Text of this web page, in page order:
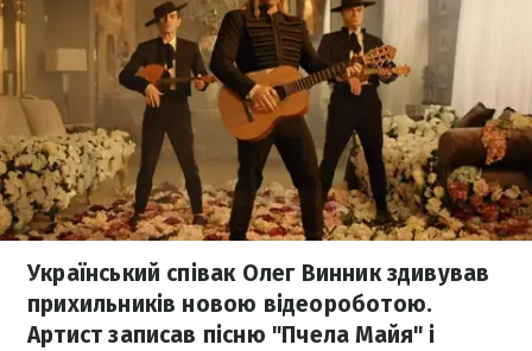
Український співак Олег Винник здивував
прихильників новою відеороботою.
Артист записав пісню "Пчела Майя" і